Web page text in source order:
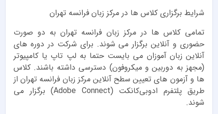
شرایط برگزاری کلاس ها در مرکز زبان فرانسه تهران
تمامی کلاس ها در مرکز زبان فرانسه تهران ﺑﻪ دو ﺻﻮرت
ﺣﻀﻮری و آنلاین ﺑﺮﮔﺰار ﻣﯽ شوند. ﺑﺮای ﺷﺮﮐﺖ در دوره ﻫﺎی
آنلاین زﺑﺎن آﻣﻮزان ﻣﯽ ﺑﺎﯾﺴﺖ ﺣﺘﻤﺎ ﺑﻪ لپ تاپ ﯾﺎ ﮐﺎﻣﭙﯿﻮﺗﺮ
(ﻣﺠﻬﺰ ﺑﻪ دورﺑﯿﻦ و ﻣﯿﮑﺮوﻓﻮن) دﺳﺘﺮﺳﯽ داﺷﺘﻪ ﺑﺎﺷﻨﺪ. ﮐﻼس
ﻫﺎ و آزﻣﻮن ﻫﺎی ﺗﻌﯿﯿﻦ ﺳﻄﺢ آنلاین ﻣﺮﮐﺰ زﺑﺎن ﻓﺮاﻧﺴﻪ ﺗﻬﺮان از
ﻃﺮﯾق ﭘﻠﺘﻔﺮم ادوﺑﯽﮐﺎﻧﮑﺖ (Adobe Connect) برﮔﺰار ﻣﯽ
شوند.